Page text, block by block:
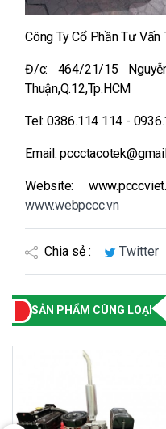
Công Ty Cổ Phần Tư Vấn
Đ/c: 464/21/15
Thuận,Q.12,Tp.HCM
Tel: 0386.114 114 -
Email:
Website:
www.webpccc.vn
Chia sẻ : Twitter
SẢN PHẨM CÙNG LOẠI